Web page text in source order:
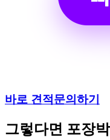
바로 견적문의하기
그렇다면 포장